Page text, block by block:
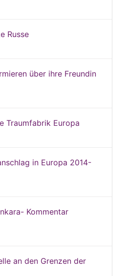
Russe
über ihre Freundin
Traumfabrik Europa
in Europa 2014-
Kommentar
an den Grenzen der